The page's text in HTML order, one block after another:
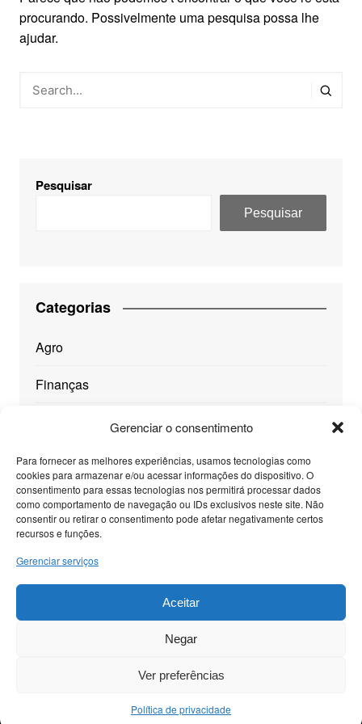
Gerenciar o consentimento
Para fornecer as melhores experiências, usamos tecnologias como
cookies para armazenar e/ou acessar informações do dispositivo. O
consentimento para essas tecnologias nos permitirá processar dados
como comportamento de navegação ou IDs exclusivos neste site. Não
consentir ou retirar o consentimento pode afetar negativamente certos
recursos e funções.
Gerenciar serviços
Aceitar
Negar
Ver preferências
Política de privacidade
procurando. Possivelmente uma pesquisa possa lhe
ajudar.
Pesquisar
Pesquisar
Categorias
Agro
Finanças
Mundo
Saúde
Tecnologia
Viagens
© Nosso Blog - Todos os Direitos Reservados